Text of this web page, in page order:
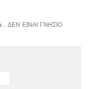
ΔΕΝ ΕΙΝΑΙ ΓΝΗΣΙΟ